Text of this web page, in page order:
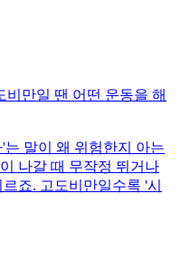
만일 땐 어떤 운동을 해
말이 왜 위험한지 아는
나갈 때 무작정 뛰거나
죠. 고도비만일수록 '시